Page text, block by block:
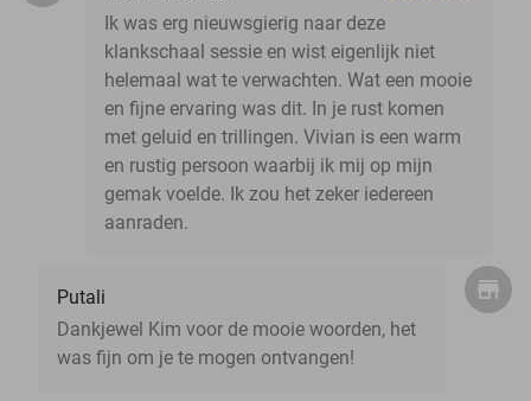
Ik was erg nieuwsgierig naar deze
klankschaal sessie en wist eigenlijk niet
helemaal wat te verwachten. Wat een mooie
en fijne ervaring was dit. In je rust komen
met geluid en trillingen. Vivian is een warm
en rustig persoon waarbij ik mij op mijn
gemak voelde. Ik zou het zeker iedereen
aanraden.
Putali
Dankjewel Kim voor de mooie woorden, het
was fijn om je te mogen ontvangen!